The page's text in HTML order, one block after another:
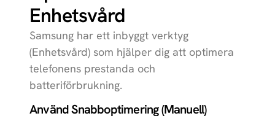
Huawei Enjoy 70X
Xiaomi
Oneplus Ace 5
Enhetsvård
Samsung har ett inbyggt verktyg
(Enhetsvård) som hjälper dig att optimera
telefonens prestanda och
batteriförbrukning.
Använd Snabboptimering (Manuell)